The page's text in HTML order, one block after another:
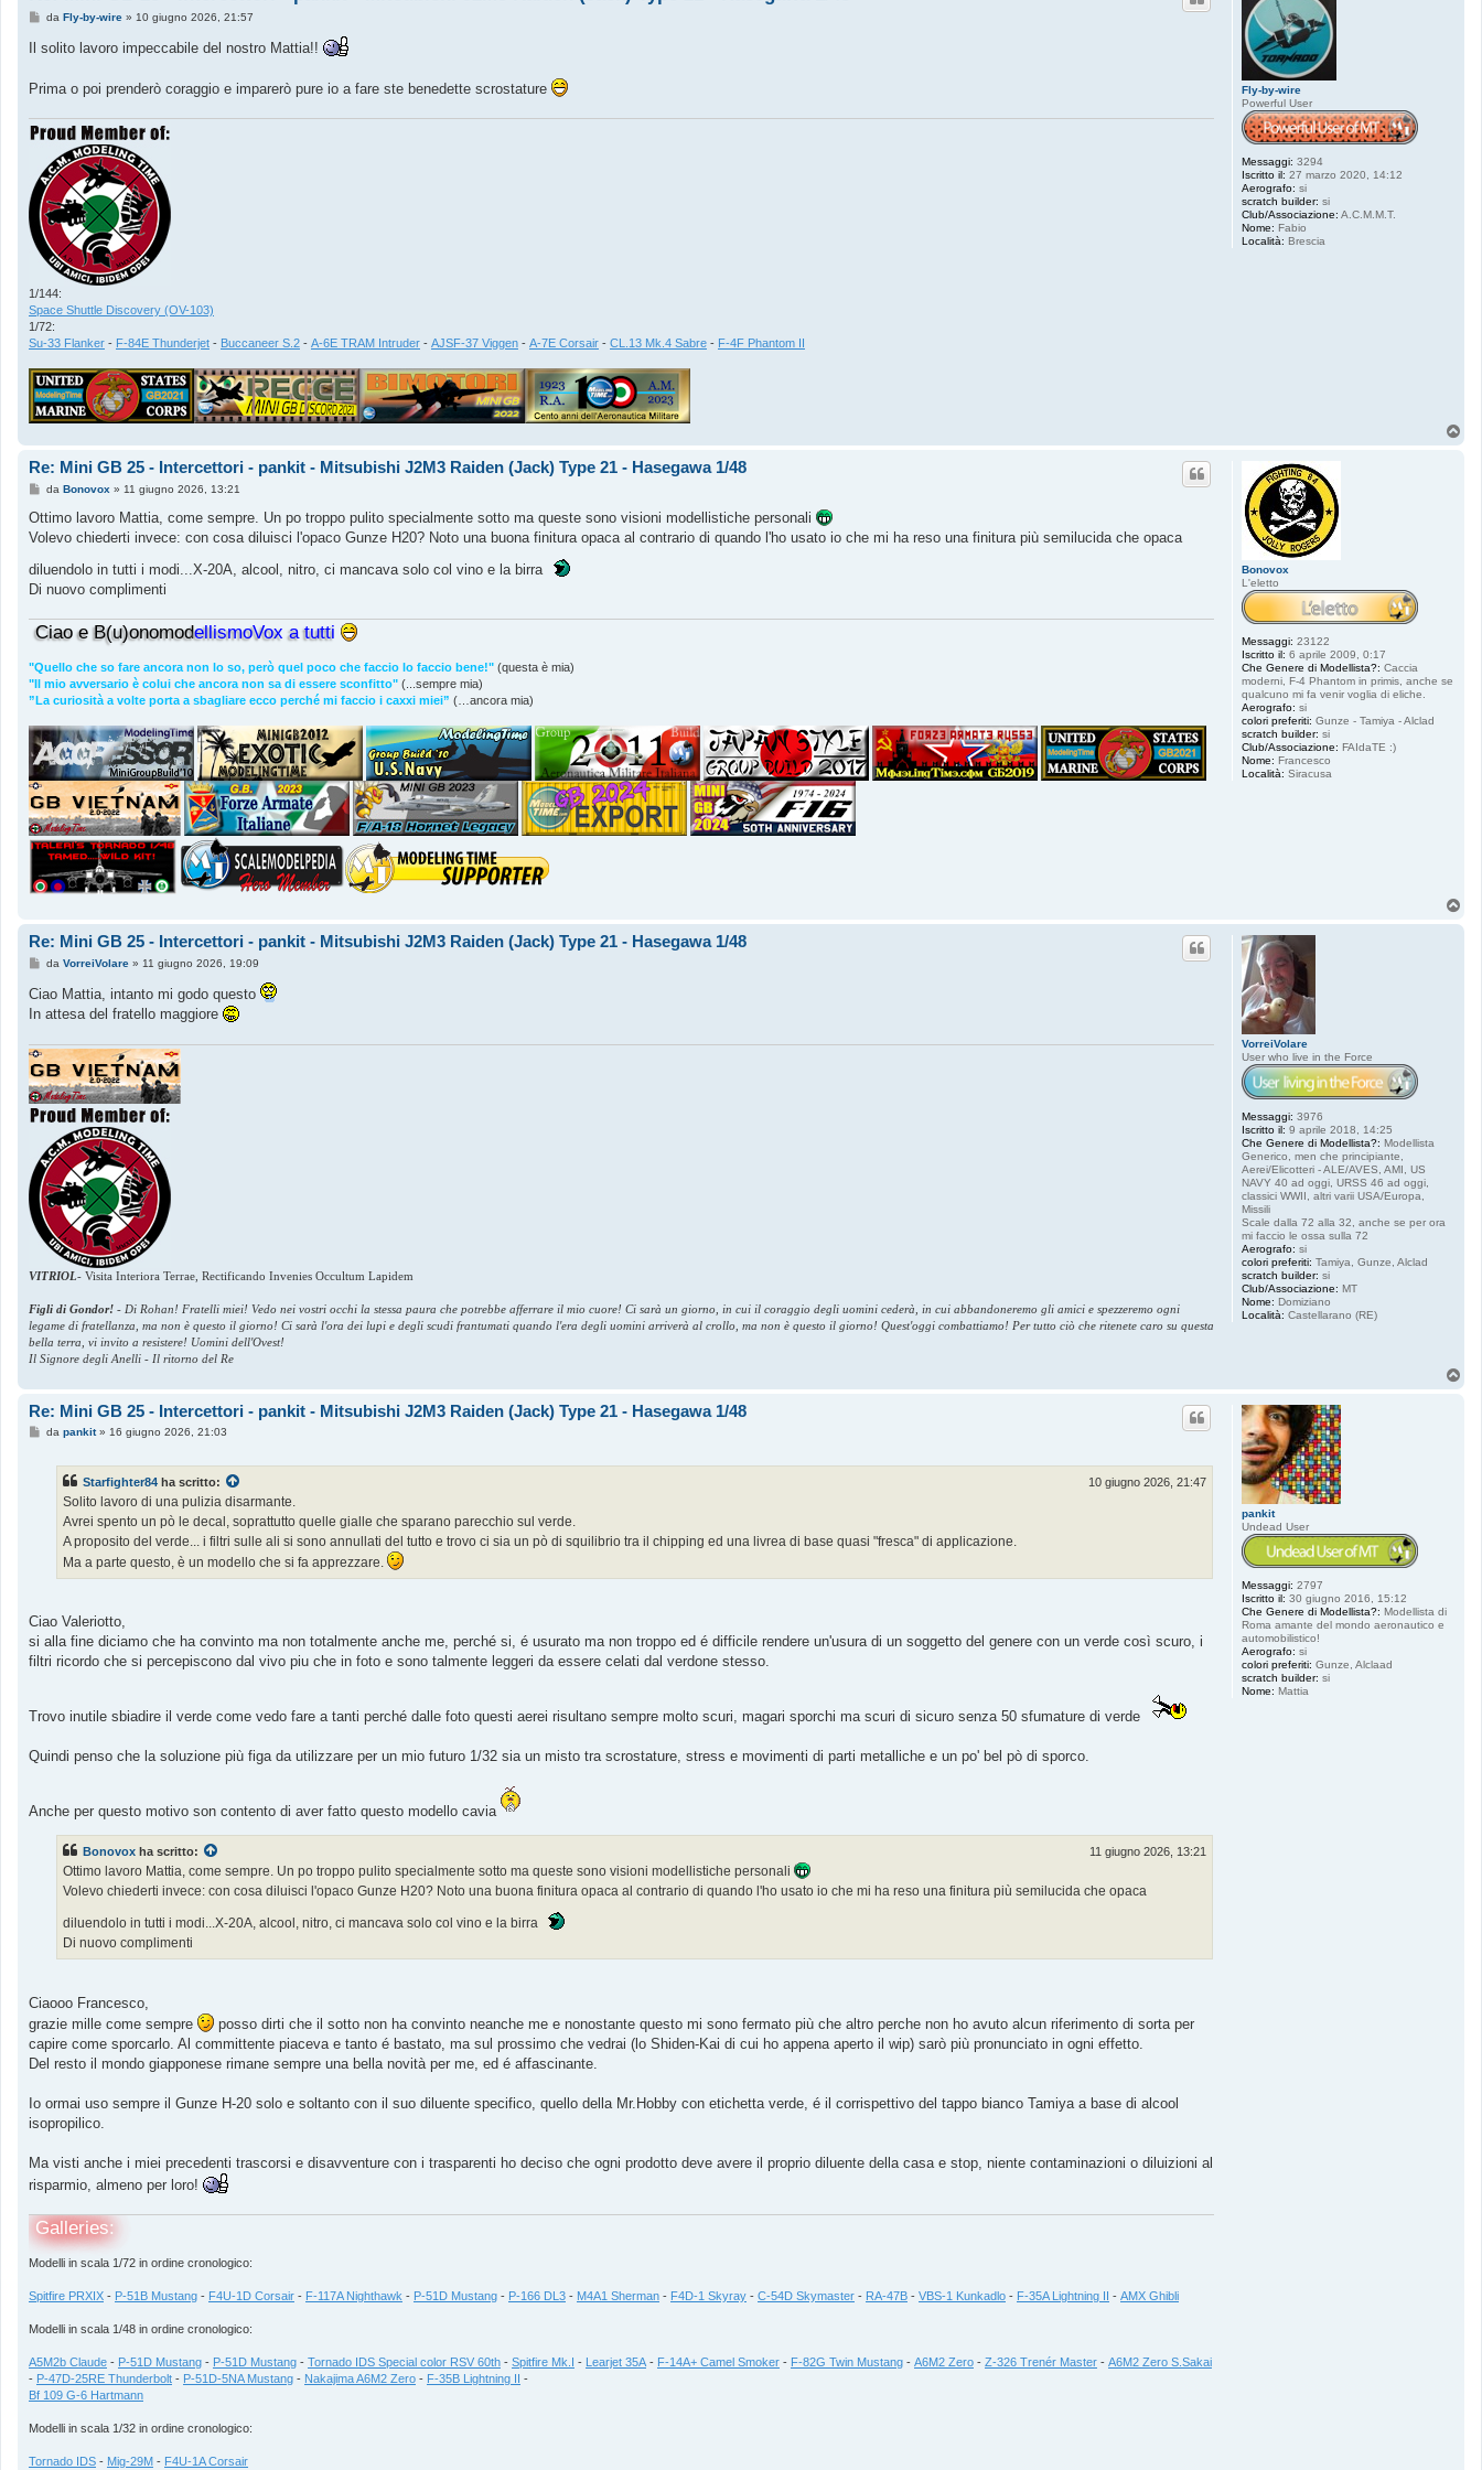
Fly-by-wire
Powerful User
Messaggi: 3294
Iscritto il: 27 marzo 2020, 14:12
Aerografo: si
scratch builder: si
Club/Associazione: A.C.M.M.T.
Nome: Fabio
Località: Brescia
M
s
g
g
o
da Fly-by-wire» 10 giugno 2026, 21:57
Il solito lavoro impeccabile del nostro Mattia!!
Prima o poi prenderò coraggio e imparerò pure io a fare ste benedette scrostature
1/144:
Space Shuttle Discovery (OV-103)
1/72:
Su-33 Flanker - F-84E Thunderjet - Buccaneer S.2 - A-6E TRAM Intruder - AJSF-37 Viggen - A-7E Corsair - CL.13 Mk.4 Sabre - F-4F Phantom II
Bonovox
L'eletto
Messaggi: 23122
Iscritto il: 6 aprile 2009, 0:17
Che Genere di Modellista?: Caccia
moderni, F-4 Phantom in primis, anche se
qualcuno mi fa venir voglia di eliche.
Aerografo: si
colori preferiti: Gunze - Tamiya - Alclad
scratch builder: si
Club/Associazione: FAIdaTE :)
Nome: Francesco
Località: Siracusa
Re: Mini GB 25 - Intercettori - pankit - Mitsubishi J2M3 Raiden (Jack) Type 21 - Hasegawa 1/48
M
s
a
g
o
da Bonovox » 11 giugno 2026, 13:21
Ottimo lavoro Mattia, come sempre. Un po troppo pulito specialmente sotto ma queste sono visioni modellistiche personali
Volevo chiederti invece: con cosa diluisci l'opaco Gunze H20? Noto una buona finitura opaca al contrario di quando l'ho usato io che mi ha reso una finitura più semilucida che opaca
diluendolo in tutti i modi...X-20A, alcool, nitro, ci mancava solo col vino e la birra
Di nuovo complimenti
Ciao e B(u)onomodellismoVox a tutti
"Quello che so fare ancora non lo so, però quel poco che faccio lo faccio bene!" (questa è mia)
"Il mio avversario è colui che ancora non sa di essere sconfitto" (...sempre mia)
”La curiosità a volte porta a sbagliare ecco perché mi faccio i caxxi miei” (…ancora mia)
VorreiVolare
User who live in the Force
Messaggi: 3976
Iscritto il: 9 aprile 2018, 14:25
Che Genere di Modellista?: Modellista
Generico, men che principiante,
Aerei/Elicotteri - ALE/AVES, AMI, US
NAVY 40 ad oggi, URSS 46 ad oggi,
classici WWII, altri varii USA/Europa,
Missili
Scale dalla 72 alla 32, anche se per ora
mi faccio le ossa sulla 72
Aerografo: si
colori preferiti: Tamiya, Gunze, Alclad
scratch builder: si
Club/Associazione: MT
Nome: Domiziano
Località: Castellarano (RE)
Re: Mini GB 25 - Intercettori - pankit - Mitsubishi J2M3 Raiden (Jack) Type 21 - Hasegawa 1/48
M
s
a
i
o
da VorreiVolare» 11 giugno 2026, 19:09
Ciao Mattia, intanto mi godo questo
In attesa del fratello maggiore
VITRIOL- Visita Interiora Terrae, Rectificando Invenies Occultum Lapidem
Figli di Gondor! - Di Rohan! Fratelli miei! Vedo nei vostri occhi la stessa paura che potrebbe afferrare il mio cuore! Ci sarà un giorno, in cui il coraggio degli uomini cederà, in cui abbandoneremo gli amici e spezzeremo ogni
legame di fratellanza, ma non è questo il giorno! Ci sarà l'ora dei lupi e degli scudi frantumati quando l'era degli uomini arriverà al crollo, ma non è questo il giorno! Quest'oggi combattiamo! Per tutto ciò che ritenete caro su questa
bella terra, vi invito a resistere! Uomini dell'Ovest!
Il Signore degli Anelli - Il ritorno del Re
pankit
Undead User
Messaggi: 2797
Iscritto il: 30 giugno 2016, 15:12
Che Genere di Modellista?: Modellista di
Roma amante del mondo aeronautico e
automobilistico!
Aerografo: si
colori preferiti: Gunze, Alclaad
scratch builder: si
Nome: Mattia
Re: Mini GB 25 - Intercettori - pankit - Mitsubishi J2M3 Raiden (Jack) Type 21 - Hasegawa 1/48
Mda pankit» 16 giugno 2026, 21:03
Starfighter84 ha scritto: 10 giugno 2026, 21:47
Solito lavoro di una pulizia disarmante.
Avrei spento un pò le decal, soprattutto quelle gialle che sparano parecchio sul verde.
A proposito del verde... i filtri sulle ali si sono annullati del tutto e trovo ci sia un pò di squilibrio tra il chipping ed una livrea di base quasi "fresca" di applicazione.
Ma a parte questo, è un modello che si fa apprezzare.
Ciao Valeriotto,
si alla fine diciamo che ha convinto ma non totalmente anche me, perché si, é usurato ma non troppo ed é difficile rendere un'usura di un soggetto del genere con un verde così scuro, i
filtri ricordo che si percepiscono dal vivo piu che in foto e sono talmente leggeri da essere celati dal verdone stesso.
Trovo inutile sbiadire il verde come vedo fare a tanti perché dalle foto questi aerei risultano sempre molto scuri, magari sporchi ma scuri di sicuro senza 50 sfumature di verde
Quindi penso che la soluzione più figa da utilizzare per un mio futuro 1/32 sia un misto tra scrostature, stress e movimenti di parti metalliche e un po' bel pò di sporco.
Anche per questo motivo son contento di aver fatto questo modello cavia
Bonovox ha scritto: 11 giugno 2026, 13:21
Ottimo lavoro Mattia, come sempre. Un po troppo pulito specialmente sotto ma queste sono visioni modellistiche personali
Volevo chiederti invece: con cosa diluisci l'opaco Gunze H20? Noto una buona finitura opaca al contrario di quando l'ho usato io che mi ha reso una finitura più semilucida che opaca
diluendolo in tutti i modi...X-20A, alcool, nitro, ci mancava solo col vino e la birra
Di nuovo complimenti
Ciaooo Francesco,
grazie mille come sempre
posso dirti che il sotto non ha convinto neanche me e nonostante questo mi sono fermato più che altro perche non ho avuto alcun riferimento di sorta per
capire come sporcarlo. Al committente piaceva e tanto é bastato, ma sul prossimo che vedrai (lo Shiden-Kai di cui ho appena aperto il wip) sarò più pronunciato in ogni effetto.
Del resto il mondo giapponese rimane sempre una bella novità per me, ed é affascinante.
Io ormai uso sempre il Gunze H-20 solo e soltanto con il suo diluente specifico, quello della Mr.Hobby con etichetta verde, é il corrispettivo del tappo bianco Tamiya a base di alcool
isopropilico.
Ma visti anche i miei precedenti trascorsi e disavventure con i trasparenti ho deciso che ogni prodotto deve avere il proprio diluente della casa e stop, niente contaminazioni o diluizioni al
risparmio, almeno per loro!
Galleries:
Modelli in scala 1/72 in ordine cronologico:
Spitfire PRXIX - P-51B Mustang - F4U-1D Corsair - F-117A Nighthawk - P-51D Mustang - P-166 DL3 - M4A1 Sherman - F4D-1 Skyray - C-54D Skymaster - RA-47B - VBS-1 Kunkadlo - F-35A Lightning II - AMX Ghibli
Modelli in scala 1/48 in ordine cronologico:
A5M2b Claude - P-51D Mustang - P-51D Mustang - Tornado IDS Special color RSV 60th - Spitfire Mk.I - Learjet 35A - F-14A+ Camel Smoker - F-82G Twin Mustang - A6M2 Zero - Z-326 Trenér Master - A6M2 Zero S.Sakai
- P-47D-25RE Thunderbolt - P-51D-5NA Mustang - Nakajima A6M2 Zero - F-35B Lightning II
-
Bf 109 G-6 Hartmann
Modelli in scala 1/32 in ordine cronologico:
Tornado IDS - Mig-29M - F4U-1A Corsair